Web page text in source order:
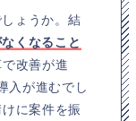
ょうか。結
くなること
改善が進
入が進むでし
に案件を振